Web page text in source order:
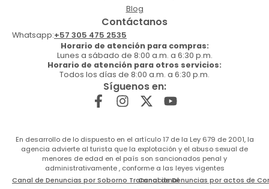
Blog
Contáctanos
Whatsapp:+57 305 475 2535
Horario de atención para compras:
Lunes a sábado de 8:00 a.m. a 6:30 p.m.
Horario de atención para otros servicios:
Todos los días de 8:00 a.m. a 6:30 p.m.
Síguenos en:
En desarrollo de lo dispuesto en el artículo 17 de la Ley 679 de 2001, la
agencia advierte al turista que la explotación y el abuso sexual de
menores de edad en el país son sancionados penal y
administrativamente , conforme a las leyes vigentes
Canal de Denuncias por Soborno TransnacionalCanal de Denuncias por actos de